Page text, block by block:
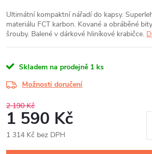
Ultimátní kompaktní nářadí do kapsy.
materiálu FCT karbon. Kované a obráběné
šrouby. Balené v dárkové hliníkové krabičce.
Skladem na prodejně 1 ks
Možnosti doručení
2 190 Kč
1 590 Kč
1 314 Kč bez DPH